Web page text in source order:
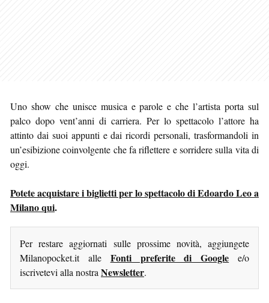
Uno show che unisce musica e parole e che l’artista porta sul
palco dopo vent’anni di carriera. Per lo spettacolo l’attore ha
attinto dai suoi appunti e dai ricordi personali, trasformandoli in
un’esibizione coinvolgente che fa riflettere e sorridere sulla vita di
oggi.
Potete acquistare i biglietti per lo spettacolo di Edoardo Leo a
Milano qui.
Per restare aggiornati sulle prossime novità, aggiungete
Milanopocket.it alle Fonti preferite di Google e/o
iscrivetevi alla nostra Newsletter.